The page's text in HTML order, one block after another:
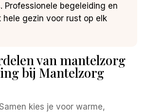
Professionele begeleiding en
hele gezin voor rust op elk
van mantelzorg
bij Mantelzorg
kies je voor warme,